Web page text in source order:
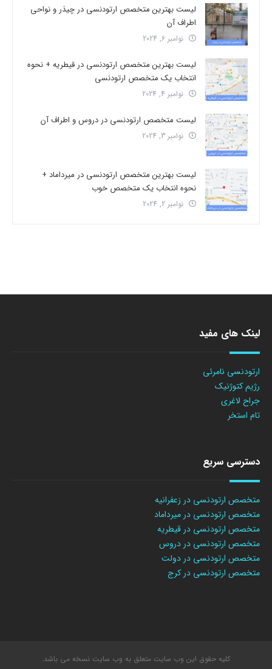
لیست بهترین متخصص ارتودنسی در چیذر و نواحی
اطراف آن
نوامبر 6, 2024
لیست بهترین متخصص ارتودنسی در قیطریه + نحوه
انتخاب یک متخصص ارتودنسی
نوامبر 4, 2024
لیست متخصص ارتودنسی در دروس و اطراف آن
نوامبر 3, 2024
لیست بهترین متخصص ارتودنسی در میرداماد +
نحوه انتخاب یک متخصص خوب
نوامبر 2, 2024
لینک های مفید
ارتودنسی نامرئی
رژیم کتوژنیک
جراح لاغری
تام استخر
دسترسی سریع
متخصص ارتودنسی در زعفرانیه
متخصص ارتودنسی در میرداماد
متخصص ارتودنسی در قیطریه
متخصص ارتودنسی در دروس
متخصص ارتودنسی در دولت
متخصص ارتودنسی در کرج
کلیه حقوق این وب سایت متعلق به وب سایت نسخه می باشد.